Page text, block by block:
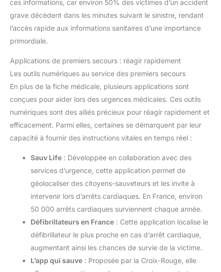
ces informations, car environ 50% des victimes d’un accident
grave décèdent dans les minutes suivant le sinistre, rendant
l’accès rapide aux informations sanitaires d’une importance
primordiale.
Applications de premiers secours : réagir rapidement
Les outils numériques au service des premiers secours
En plus de la fiche médicale, plusieurs applications sont
conçues pour aider lors des urgences médicales. Ces outils
numériques sont des alliés précieux pour réagir rapidement et
efficacement. Parmi elles, certaines se démarquent par leur
capacité à fournir des instructions vitales en temps réel :
Sauv Life : Développée en collaboration avec des
services d’urgence, cette application permet de
géolocaliser des citoyens-sauveteurs et les invite à
intervenir lors d’arrêts cardiaques. En France, environ
50 000 arrêts cardiaques surviennent chaque année.
Défibrillateurs en France : Cette application localise le
défibrillateur le plus proche en cas d’arrêt cardiaque,
augmentant ainsi les chances de survie de la victime.
L’app qui sauve : Proposée par la Croix-Rouge, elle